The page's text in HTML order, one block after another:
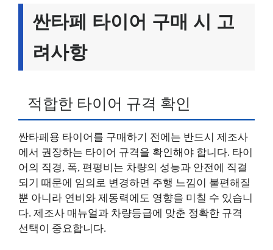
싼타페 타이어 구매 시 고
려사항
적합한 타이어 규격 확인
싼타페용 타이어를 구매하기 전에는 반드시 제조사
에서 권장하는 타이어 규격을 확인해야 합니다. 타이
어의 직경, 폭, 편평비는 차량의 성능과 안전에 직결
되기 때문에 임의로 변경하면 주행 느낌이 불편해질
뿐 아니라 연비와 제동력에도 영향을 미칠 수 있습니
다. 제조사 매뉴얼과 차량등급에 맞춘 정확한 규격
선택이 중요합니다.